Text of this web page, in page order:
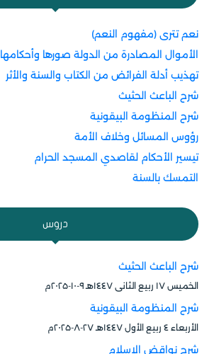
نعم تترى (مفهوم النعم)
الأموال المصادرة من الدولة صورها وأحكامها
تهذيب أدلة الفرائض من الكتاب والسنة والأثر
شرح الباعث الحثيث
شرح المنظومة البيقونية
رؤوس المسائل وخلاف الأمة
تيسير الأحكام لقاصدي المسجد الحرام
التمسك بالسنة
دروس
شرح الباعث الحثيث
الخميس ۱۷ ربيع الثاني ۱٤٤۷هـ ۹-۱۰-۲۰۲۵م
شرح المنظومة البيقونية
الأربعاء ٤ ربيع الأول ۱٤٤۷هـ ۲۷-۸-۲۰۲۵م
شرح نواقض الإسلام